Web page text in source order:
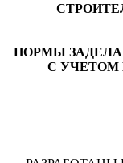
НОРМЫ
С УЧЕТОМ